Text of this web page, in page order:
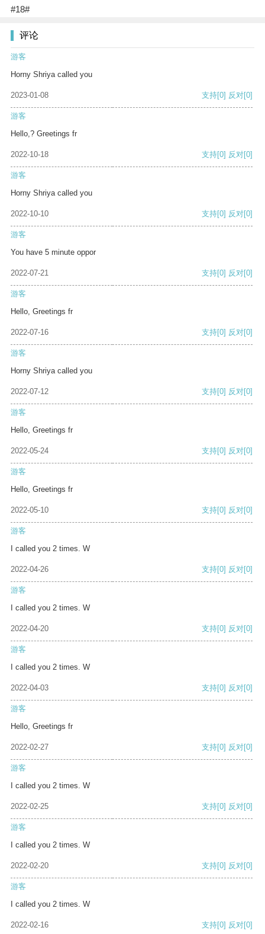
#18#
评论
游客
Horny Shriya called you
2023-01-08 支持[0] 反对[0]
游客
Hello,? Greetings fr
2022-10-18 支持[0] 反对[0]
游客
Horny Shriya called you
2022-10-10 支持[0] 反对[0]
游客
You have 5 minute oppor
2022-07-21 支持[0] 反对[0]
游客
Hello, Greetings fr
2022-07-16 支持[0] 反对[0]
游客
Horny Shriya called you
2022-07-12 支持[0] 反对[0]
游客
Hello, Greetings fr
2022-05-24 支持[0] 反对[0]
游客
Hello, Greetings fr
2022-05-10 支持[0] 反对[0]
游客
I called you 2 times. W
2022-04-26 支持[0] 反对[0]
游客
I called you 2 times. W
2022-04-20 支持[0] 反对[0]
游客
I called you 2 times. W
2022-04-03 支持[0] 反对[0]
游客
Hello, Greetings fr
2022-02-27 支持[0] 反对[0]
游客
I called you 2 times. W
2022-02-25 支持[0] 反对[0]
游客
I called you 2 times. W
2022-02-20 支持[0] 反对[0]
游客
I called you 2 times. W
2022-02-16 支持[0] 反对[0]